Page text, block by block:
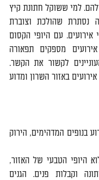
למי ששוקל חתונת קיץ
נסתרת שהולכת וצוברת
אירועים. עם היופי הקסום
מספקים תפאורה
לקשור את הקשר.
באזור השרון ומדוע
בנופים המדהימים, הירוק
היופי הטבעי של האזור,
וקבלות פנים. הגנים